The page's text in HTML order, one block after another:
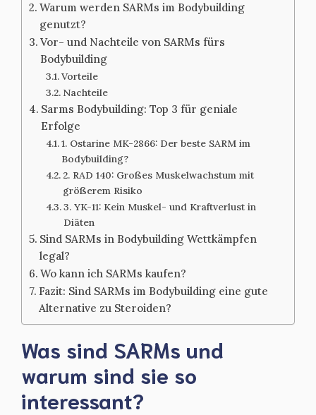
Warum werden SARMs im Bodybuilding
genutzt?
Vor- und Nachteile von SARMs fürs
Bodybuilding
Vorteile
Nachteile
Sarms Bodybuilding: Top 3 für geniale
Erfolge
1. Ostarine MK-2866: Der beste SARM im
Bodybuilding?
2. RAD 140: Großes Muskelwachstum mit
größerem Risiko
3. YK-11: Kein Muskel- und Kraftverlust in
Diäten
Sind SARMs in Bodybuilding Wettkämpfen
legal?
Wo kann ich SARMs kaufen?
Fazit: Sind SARMs im Bodybuilding eine gute
Alternative zu Steroiden?
Was sind SARMs und
warum sind sie so
interessant?